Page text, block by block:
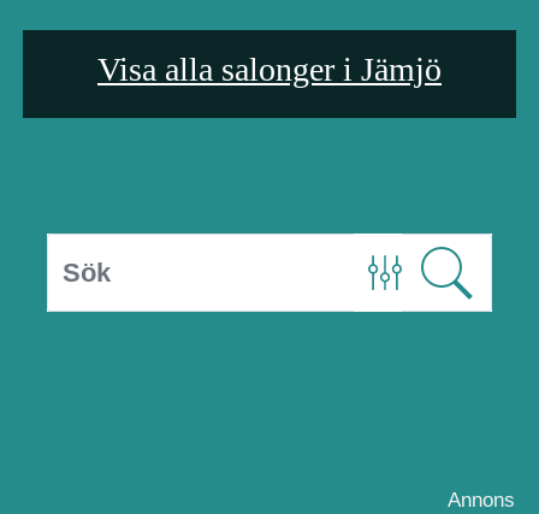
Visa alla salonger i Jämjö
Annons